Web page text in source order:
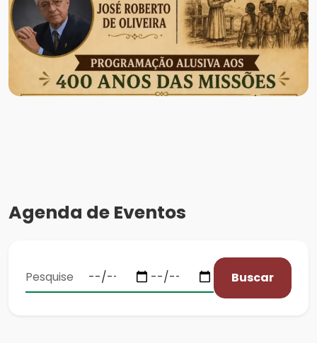
Agenda de Eventos
Buscar